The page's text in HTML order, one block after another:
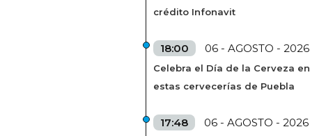
crédito Infonavit
18:00 06 - AGOSTO - 2026
Celebra el Día de la Cerveza en
estas cervecerías de Puebla
17:48 06 - AGOSTO - 2026